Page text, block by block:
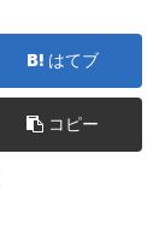
はてブ
コピー